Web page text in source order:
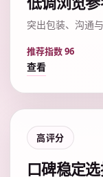
突出包装、沟通
推荐指数 96
查看
高评分
口碑稳定